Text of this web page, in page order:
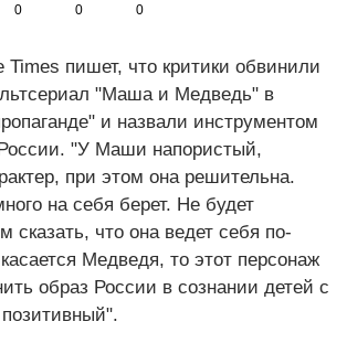
0 0 0
Times пишет, что критики обвинили
"Маша и Медведь" в
и назвали инструментом
"У Маши напористый,
при этом она решительна.
на себя берет. Не будет
сказать, что она ведет себя по-
Медведя, то этот персонаж
образ России в сознании детей с
позитивный".